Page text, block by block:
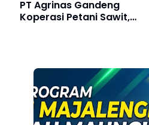
PT Agrinas Gandeng
Koperasi Petani Sawit,